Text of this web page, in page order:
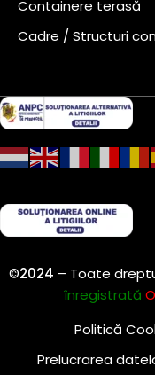
Containere terasă
Cadre / Structuri
©2024 – Toate
înregistrată
Politică
Prelucrarea